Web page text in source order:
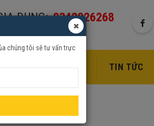
DỤNG: 0342926268
MÃI DỊCH VỤ TIN TỨC
chúng tôi sẽ tư vấn trực